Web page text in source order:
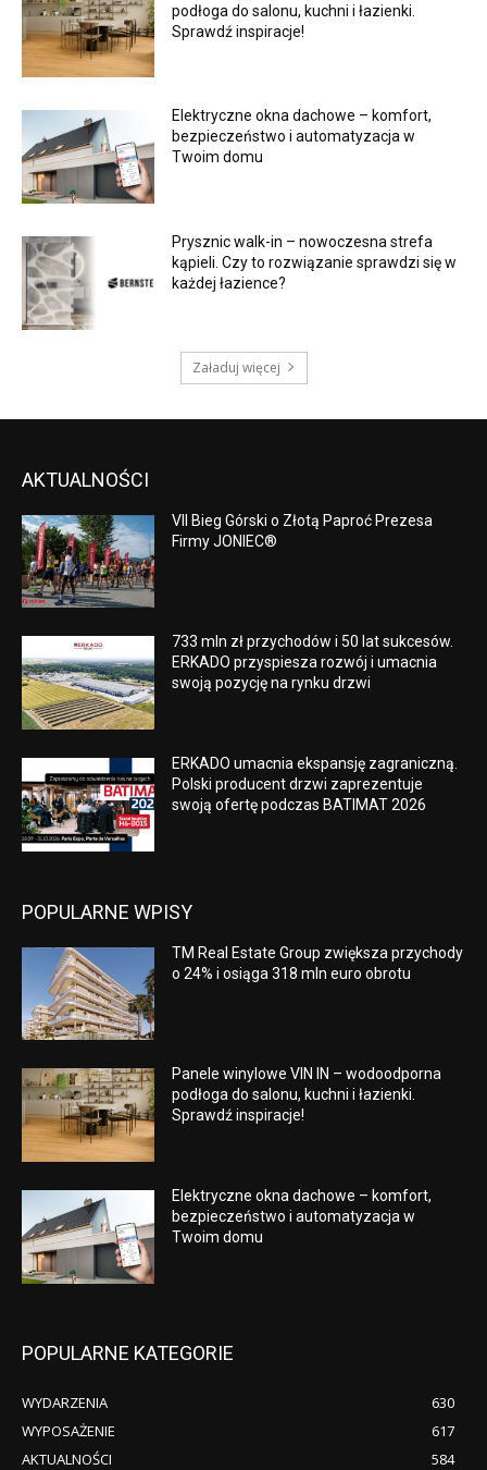
podłoga do salonu, kuchni i łazienki.
Sprawdź inspiracje!
Elektryczne okna dachowe – komfort,
bezpieczeństwo i automatyzacja w
Twoim domu
Prysznic walk-in – nowoczesna strefa
kąpieli. Czy to rozwiązanie sprawdzi się w
każdej łazience?
Załaduj więcej
AKTUALNOŚCI
VII Bieg Górski o Złotą Paproć Prezesa
Firmy JONIEC®
733 mln zł przychodów i 50 lat sukcesów.
ERKADO przyspiesza rozwój i umacnia
swoją pozycję na rynku drzwi
ERKADO umacnia ekspansję zagraniczną.
Polski producent drzwi zaprezentuje
swoją ofertę podczas BATIMAT 2026
POPULARNE WPISY
TM Real Estate Group zwiększa przychody
o 24% i osiąga 318 mln euro obrotu
Panele winylowe VIN IN – wodoodporna
podłoga do salonu, kuchni i łazienki.
Sprawdź inspiracje!
Elektryczne okna dachowe – komfort,
bezpieczeństwo i automatyzacja w
Twoim domu
POPULARNE KATEGORIE
WYDARZENIA
630
WYPOSAŻENIE
617
AKTUALNOŚCI
584